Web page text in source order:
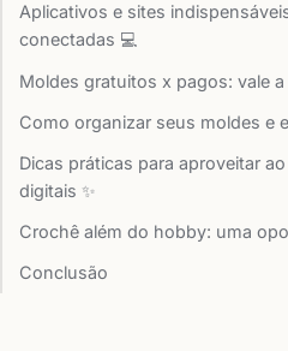
Aplicativos e sites
conectadas 💻
Moldes gratuitos x pagos: vale
Como organizar seus moldes e
Dicas práticas para aproveitar
digitais ✨
Crochê além do hobby: uma
Conclusão